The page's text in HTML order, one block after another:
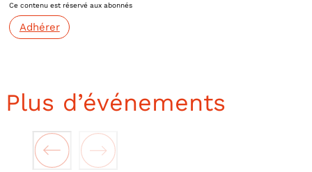
Ce contenu est réservé aux abonnés
Adhérer
Plus d’événements